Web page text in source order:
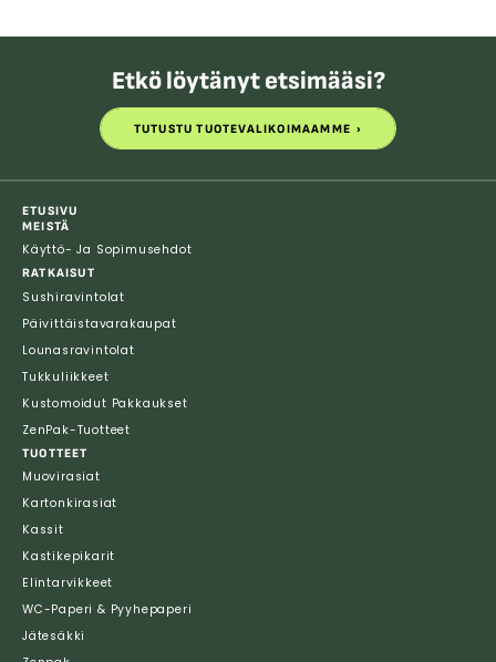
Etkö löytänyt etsimääsi?
TUTUSTU TUOTEVALIKOIMAAMME
TUTUSTU TUOTEVALIKOIMAAMME
ETUSIVU
MEISTÄ
Käyttö- Ja Sopimusehdot
RATKAISUT
Sushiravintolat
Päivittäistavarakaupat
Lounasravintolat
Tukkuliikkeet
Kustomoidut Pakkaukset
ZenPak-Tuotteet
TUOTTEET
Muovirasiat
Kartonkirasiat
Kassit
Kastikepikarit
Elintarvikkeet
WC-Paperi & Pyyhepaperi
Jätesäkki